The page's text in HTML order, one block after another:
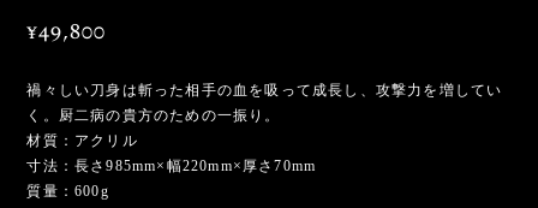
¥49,800
禍々しい刀身は斬った相手の血を吸って成長し、攻撃力を増してい
く。厨二病の貴方のための一振り。
材質：アクリル
寸法：長さ985mm×幅220mm×厚さ70mm
質量：600g